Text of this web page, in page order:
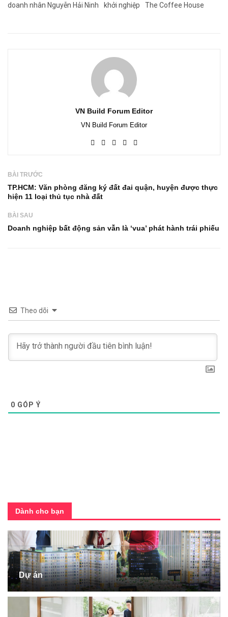
doanh nhân Nguyễn Hải Ninh
khởi nghiệp The Coffee House
VN Build Forum Editor
VN Build Forum Editor
BÀI TRƯỚC
TP.HCM: Văn phòng đăng ký đất đai quận, huyện được thực
hiện 11 loại thủ tục nhà đất
BÀI SAU
Doanh nghiệp bất động sản vẫn là ‘vua’ phát hành trái phiếu
Theo dõi
0 GÓP Ý
Dành cho bạn
Dự án